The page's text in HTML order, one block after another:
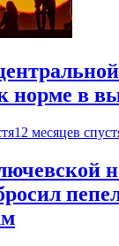
норме в
12 месяцев